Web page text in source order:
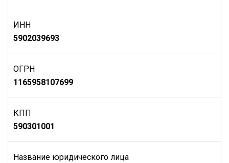
ИНН
5902039693
ОГРН
1165958107699
КПП
590301001
Название юридического лица